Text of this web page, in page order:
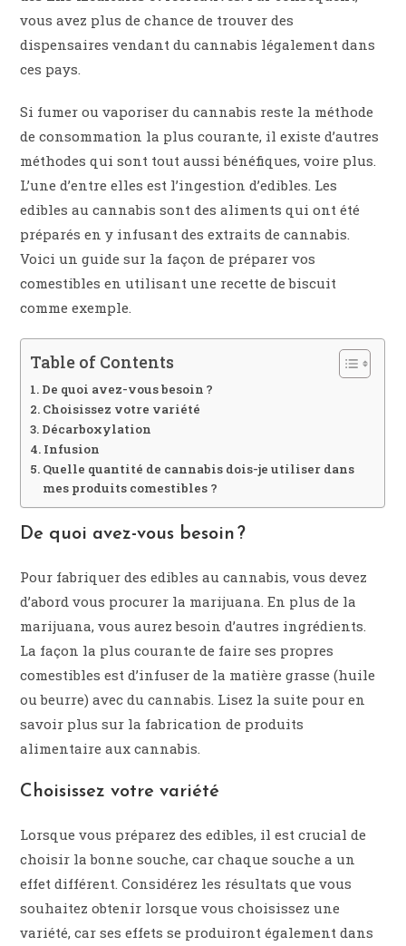
vous avez plus de chance de trouver des
dispensaires vendant du cannabis légalement dans
ces pays.
Si fumer ou vaporiser du cannabis reste la méthode
de consommation la plus courante, il existe d’autres
méthodes qui sont tout aussi bénéfiques, voire plus.
L’une d’entre elles est l’ingestion d’edibles. Les
edibles au cannabis sont des aliments qui ont été
préparés en y infusant des extraits de cannabis.
Voici un guide sur la façon de préparer vos
comestibles en utilisant une recette de biscuit
comme exemple.
Table of Contents
De quoi avez-vous besoin ?
Choisissez votre variété
Décarboxylation
Infusion
Quelle quantité de cannabis dois-je utiliser dans
mes produits comestibles ?
De quoi avez-vous besoin ?
Pour fabriquer des edibles au cannabis, vous devez
d’abord vous procurer la marijuana. En plus de la
marijuana, vous aurez besoin d’autres ingrédients.
La façon la plus courante de faire ses propres
comestibles est d’infuser de la matière grasse (huile
ou beurre) avec du cannabis. Lisez la suite pour en
savoir plus sur la fabrication de produits
alimentaire aux cannabis.
Choisissez votre variété
Lorsque vous préparez des edibles, il est crucial de
choisir la bonne souche, car chaque souche a un
effet différent. Considérez les résultats que vous
souhaitez obtenir lorsque vous choisissez une
variété, car ses effets se produiront également dans